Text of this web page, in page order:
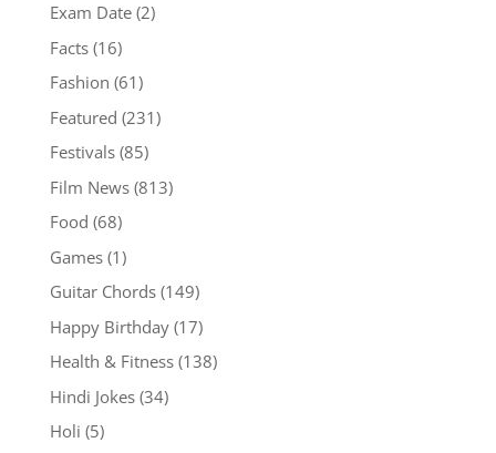
Exam Date(2)
Facts(16)
Fashion (61)
Featured (231)
Festivals(85)
Film News(813)
Food (68)
Games(1)
Guitar Chords(149)
Happy Birthday(17)
Health & Fitness(138)
Hindi Jokes(34)
Holi (5)